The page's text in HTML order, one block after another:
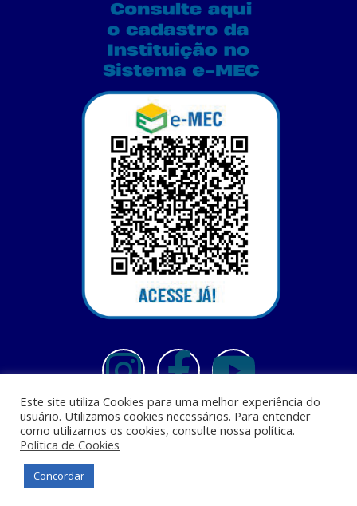
Centro Universitário Santa Terezinha - CEST - Av. Casemiro Junior, 12 - Anil,
Este site utiliza Cookies para uma melhor experiência do
usuário. Utilizamos cookies necessários. Para entender
como utilizamos os cookies, consulte nossa política.
Política de Cookies
Concordar